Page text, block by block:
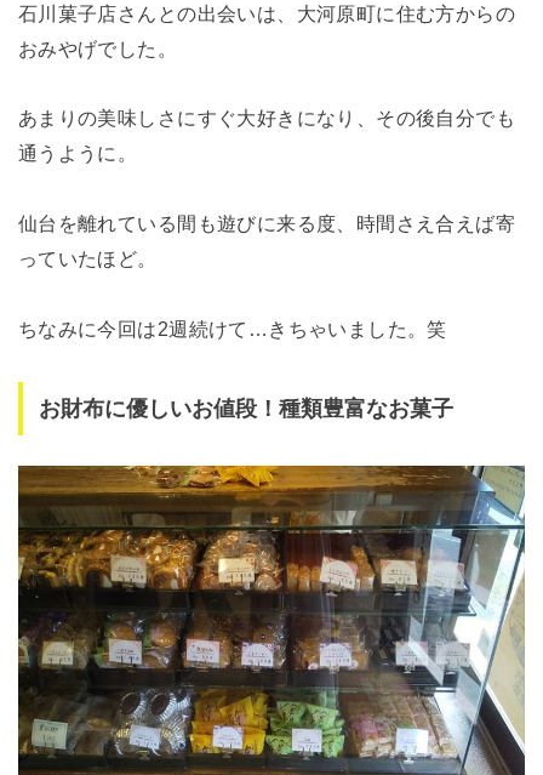
石川菓子店さんとの出会いは、大河原町に住む方からの
おみやげでした。
あまりの美味しさにすぐ大好きになり、その後自分でも
通うように。
仙台を離れている間も遊びに来る度、時間さえ合えば寄
っていたほど。
ちなみに今回は2週続けて…きちゃいました。笑
お財布に優しいお値段！種類豊富なお菓子